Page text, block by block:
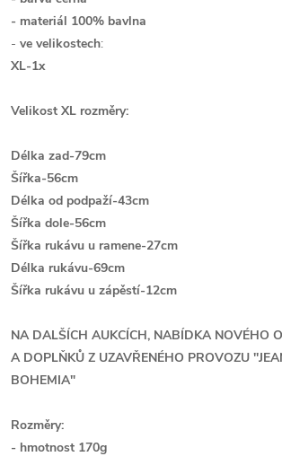
- materiál 100% bavlna
- ve velikostech:
XL-1x
Velikost XL rozměry:
Délka zad-79cm
Šířka-56cm
Délka od podpaží-43cm
Šířka dole-56cm
Šířka rukávu u ramene-27cm
Délka rukávu-69cm
Šířka rukávu u zápěstí-12cm
NA DALŠÍCH AUKCÍCH, NABÍDKA NOVÉHO
A DOPLŇKŮ Z UZAVŘENÉHO PROVOZU
BOHEMIA"
Rozměry:
- hmotnost 170g